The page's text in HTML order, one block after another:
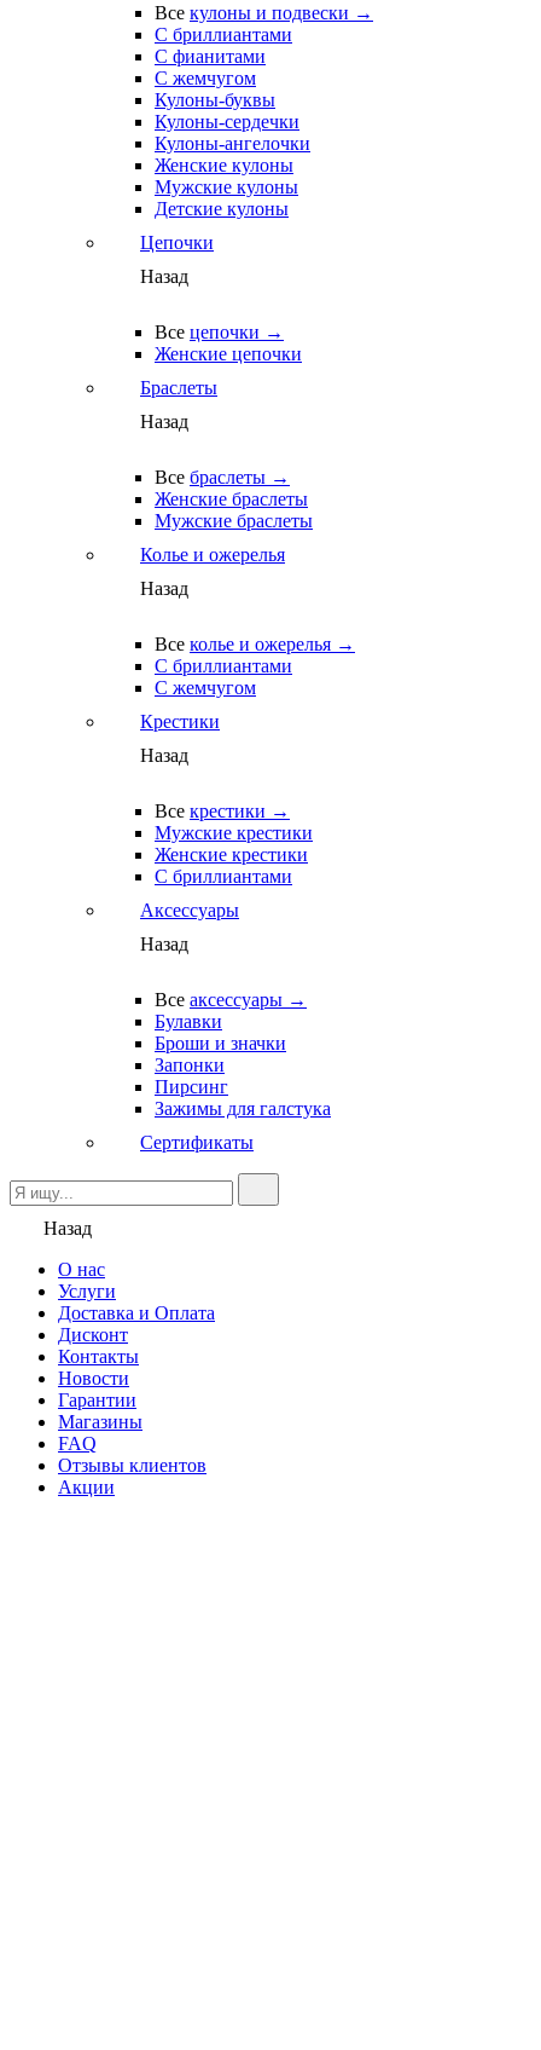
Все кулоны и подвески →
С бриллиантами
С фианитами
С жемчугом
Кулоны-буквы
Кулоны-сердечки
Кулоны-ангелочки
Женские кулоны
Мужские кулоны
Детские кулоны
Цепочки
Назад
Все цепочки →
Женские цепочки
Браслеты
Назад
Все браслеты →
Женские браслеты
Мужские браслеты
Колье и ожерелья
Назад
Все колье и ожерелья →
С бриллиантами
С жемчугом
Крестики
Назад
Все крестики →
Мужские крестики
Женские крестики
С бриллиантами
Аксессуары
Назад
Все аксессуары →
Булавки
Броши и значки
Запонки
Пирсинг
Зажимы для галстука
Сертификаты
Назад
О нас
Услуги
Доставка и Оплата
Дисконт
Контакты
Новости
Гарантии
Магазины
FAQ
Отзывы клиентов
Акции